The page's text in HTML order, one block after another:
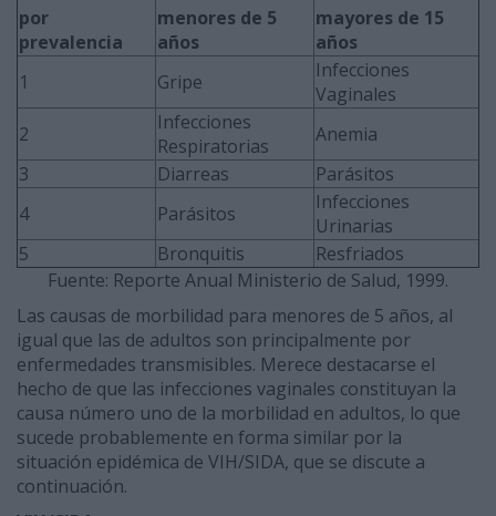
por
prevalencia
menores de 5
años
mayores de 15
años
1
Gripe
Infecciones
Vaginales
2
Infecciones
Respiratorias
Anemia
3
Diarreas
Parásitos
4
Parásitos
Infecciones
Urinarias
5
Bronquitis
Resfriados
Fuente: Reporte Anual Ministerio de Salud, 1999.
Las causas de morbilidad para menores de 5 años, al
igual que las de adultos son principalmente por
enfermedades transmisibles. Merece destacarse el
hecho de que las infecciones vaginales constituyan la
causa número uno de la morbilidad en adultos, lo que
sucede probablemente en forma similar por la
situación epidémica de VIH/SIDA, que se discute a
continuación.